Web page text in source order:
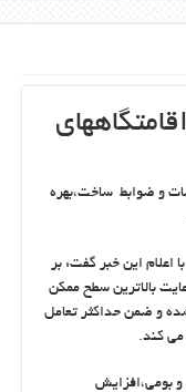
و ضوابط ساخت،بهره
اعلام این خبر گفت: بر
بالاترین سطح ممکن
و ضمن حداکثر تعامل
می کند.
بومی،افزایش